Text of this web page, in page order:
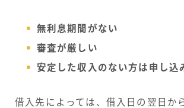
無利息期間がない
審査が厳しい
安定した収入のない方は申し込
借入先によっては、借入日の翌日か